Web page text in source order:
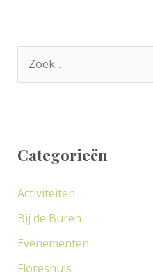
n
a
r
:
Categorieën
Activiteiten
Bij de Buren
Evenementen
Floreshuis